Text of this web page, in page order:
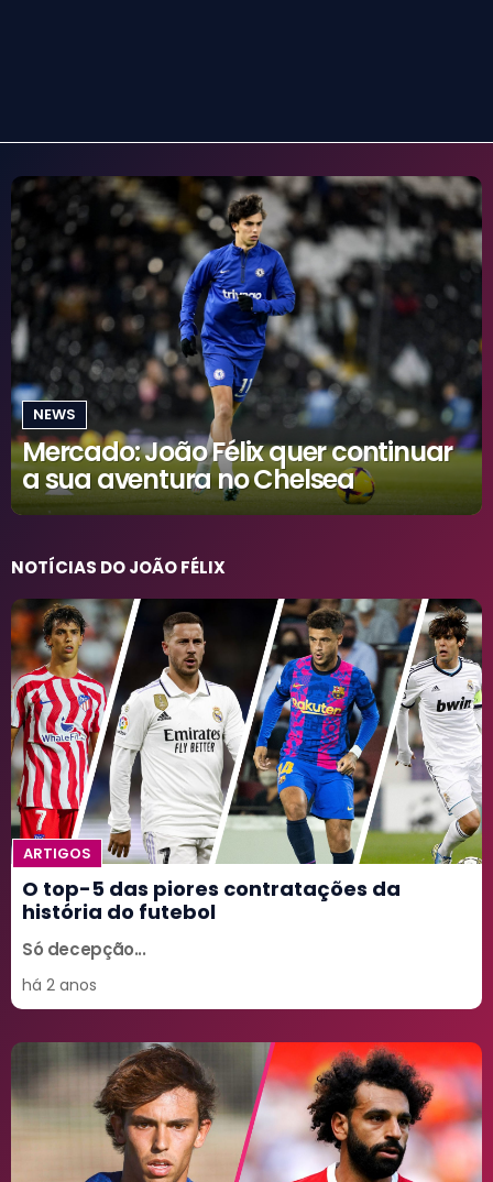
NEWS
Mercado: João Félix quer continuar
a sua aventura no Chelsea
NOTÍCIAS DO JOÃO FÉLIX
ARTIGOS
O top-5 das piores contratações da
história do futebol
Só decepção...
há 2 anos